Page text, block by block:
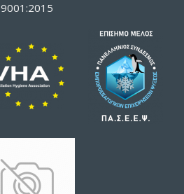
9001:2015